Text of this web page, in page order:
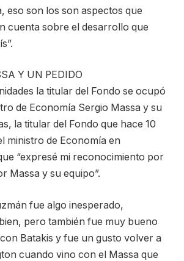
eso son los son aspectos que
cuenta sobre el desarrollo que
Y UN PEDIDO
la titular del Fondo se ocupó
de Economía Sergio Massa y su
la titular del Fondo que hace 10
ministro de Economía en
“expresé mi reconocimiento por
Massa y su equipo”.
fue algo inesperado,
pero también fue muy bueno
Batakis y fue un gusto volver a
cuando vino con el Massa que